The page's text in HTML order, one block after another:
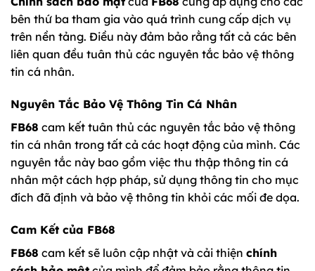
bên thứ ba tham gia vào quá trình cung cấp dịch vụ
trên nền tảng. Điều này đảm bảo rằng tất cả các bên
liên quan đều tuân thủ các nguyên tắc bảo vệ thông
tin cá nhân.
Nguyên Tắc Bảo Vệ Thông Tin Cá Nhân
FB68 cam kết tuân thủ các nguyên tắc bảo vệ thông
tin cá nhân trong tất cả các hoạt động của mình. Các
nguyên tắc này bao gồm việc thu thập thông tin cá
nhân một cách hợp pháp, sử dụng thông tin cho mục
đích đã định và bảo vệ thông tin khỏi các mối đe dọa.
Cam Kết của FB68
FB68 cam kết sẽ luôn cập nhật và cải thiện chính